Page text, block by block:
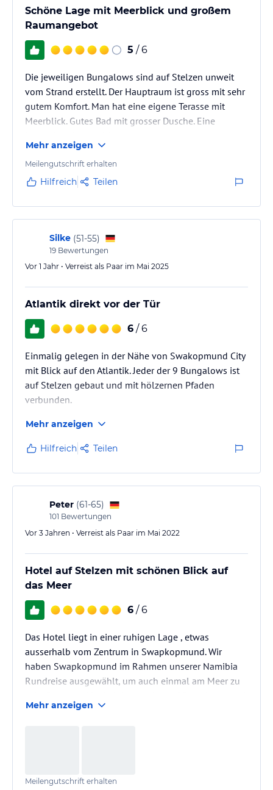
Schöne Lage mit Meerblick und großem
Raumangebot
5 / 6
Die jeweiligen Bungalows sind auf Stelzen unweit
vom Strand erstellt. Der Hauptraum ist gross mit sehr
gutem Komfort. Man hat eine eigene Terasse mit
Meerblick. Gutes Bad mit grosser Dusche. Eine
Mehr anzeigen
Meilengutschrift erhalten
Hilfreich Teilen
Silke (51-55)
19 Bewertungen
Vor 1 Jahr • Verreist als Paar im Mai 2025
Atlantik direkt vor der Tür
6 / 6
Einmalig gelegen in der Nähe von Swakopmund City
mit Blick auf den Atlantik. Jeder der 9 Bungalows ist
auf Stelzen gebaut und mit hölzernen Pfaden
verbunden.
Mehr anzeigen
Hilfreich Teilen
Peter (61-65)
101 Bewertungen
Vor 3 Jahren • Verreist als Paar im Mai 2022
Hotel auf Stelzen mit schönen Blick auf
das Meer
6 / 6
Das Hotel liegt in einer ruhigen Lage , etwas
ausserhalb vom Zentrum in Swapkopmund. Wir
haben Swapkopmund im Rahmen unserer Namibia
Rundreise ausgewählt, um auch einmal am Meer zu
der Seenebel, man kommt aus der Wüste und denkt
Mehr anzeigen
Meilengutschrift erhalten